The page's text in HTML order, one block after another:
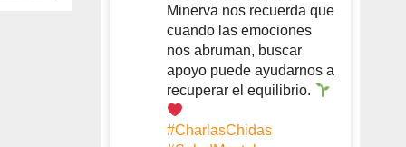
Minerva nos recuerda que
cuando las emociones
nos abruman, buscar
apoyo puede ayudarnos a
recuperar el equilibrio.
#CharlasChidas